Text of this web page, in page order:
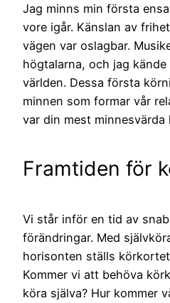
Jag minns min första
vore igår. Känslan av
vägen var oslagbar.
högtalarna, och jag
världen. Dessa första
minnen som formar vår
var din mest minnesvärda
Framtiden för
Vi står inför en tid av
förändringar. Med
horisonten ställs
Kommer vi att behöva
köra själva? Hur kommer